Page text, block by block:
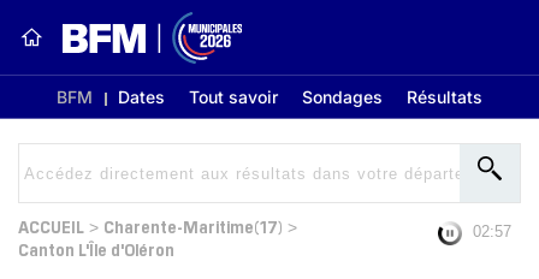
BFM Dates Tout savoir Sondages Résultats
ACCUEIL > Charente-Maritime(17) >
Canton L'Île d'Oléron
02:56